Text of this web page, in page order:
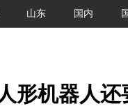
山东 国内
形机器人还